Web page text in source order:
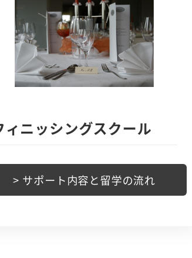
ィニッシングスクール
> サポート内容と留学の流れ